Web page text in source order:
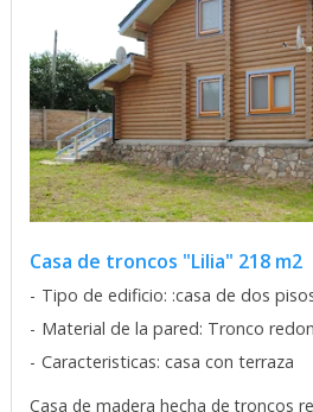
Casa de troncos "Lilia" 218 m2
Tipo de edificio: :casa de dos
Material de la pared: Tronco
Caracteristicas: casa con terraza
Casa de madera hecha de troncos